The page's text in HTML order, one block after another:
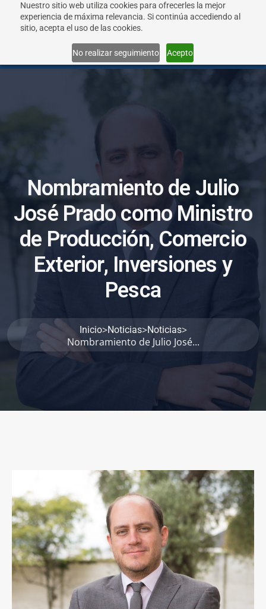
Nuestro sitio web utiliza cookies para ofrecerles la mejor
experiencia de máxima relevancia. Si continúa accediendo al
sitio, acepta el uso de las cookies.
No realizar seguimiento Acepto
Nombramiento de Ju io
José Pradocomo Ministro
de Producción, Comercio
Exterior, Inversiones y
Pesca
Inicio>Noticias>Noticias>
Nombramiento de Julio José...